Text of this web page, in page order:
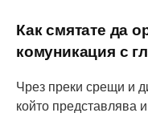
Как смятате да
комуникация с
Чрез преки срещи и
който представлява